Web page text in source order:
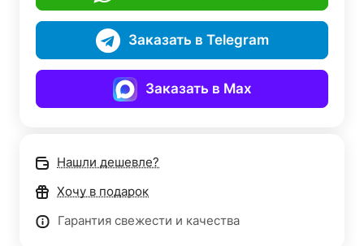
Заказать в Telegram
Заказать в Max
Нашли дешевле?
Хочу в подарок
Гарантия свежести и качества